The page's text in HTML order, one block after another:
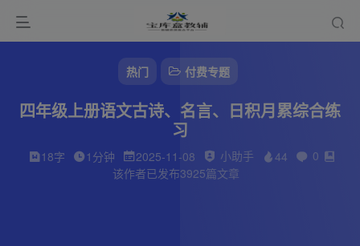
热门 付费专题
四年级上册语文古诗、名言、日积月累综合练
习
18字 1分钟 2025-11-08 小助手 44
0
该作者已发布3925篇文章